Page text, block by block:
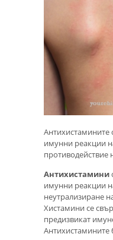
Антихистамините
имунни реакции
противодействие
Антихистамини
имунни реакции
неутрализиране
Хистамини се
предизвикат
Антихистамините